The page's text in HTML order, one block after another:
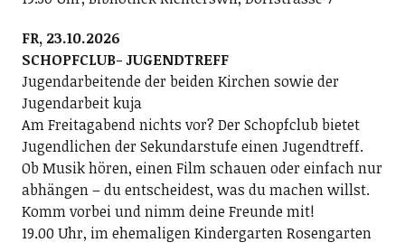
FR, 23.10.2026
SCHOPFCLUB- JUGENDTREFF
Jugendarbeitende der beiden Kirchen sowie der
Jugendarbeit kuja
Am Freitagabend nichts vor? Der Schopfclub bietet
Jugendlichen der Sekundarstufe einen Jugendtreff.
Ob Musik hören, einen Film schauen oder einfach nur
abhängen – du entscheidest, was du machen willst.
Komm vorbei und nimm deine Freunde mit!
19.00 Uhr, im ehemaligen Kindergarten Rosengarten